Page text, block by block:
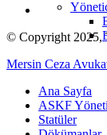
© Copyright 2025,
Mersin Ceza
Ana Sayfa
ASKF
Statüler